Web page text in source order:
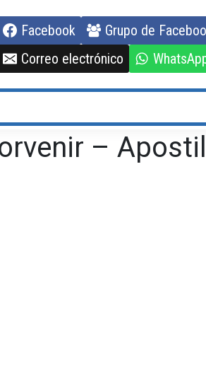
Facebook Grupo de
Correo electrónico
–